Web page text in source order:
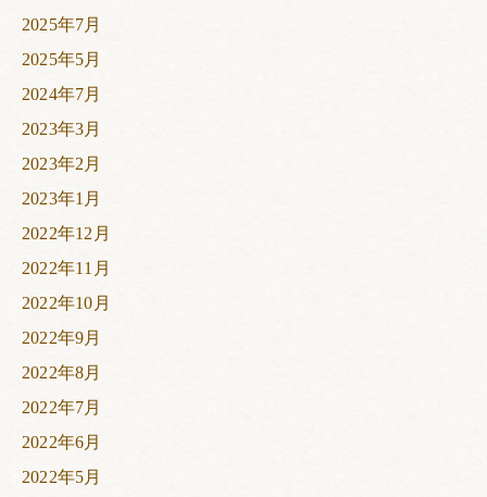
2025年7月
2025年5月
2024年7月
2023年3月
2023年2月
2023年1月
2022年12月
2022年11月
2022年10月
2022年9月
2022年8月
2022年7月
2022年6月
2022年5月